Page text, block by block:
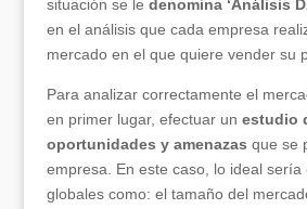
situación se le denomina ‘Análisis
en el análisis que cada empresa
mercado en el que quiere vender su
Para analizar correctamente el
en primer lugar, efectuar un estudio
oportunidades y amenazas que se
empresa. En este caso, lo ideal sería
globales como: el tamaño del